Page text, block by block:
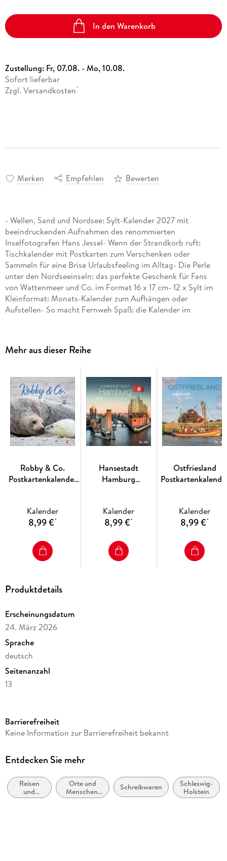
In den Warenkorb
Zustellung: Fr, 07.08. - Mo, 10.08.
Sofort lieferbar
Zzgl. Versandkosten *
Merken Empfehlen Bewerten
- Wellen, Sand und Nordsee: Sylt-Kalender 2027 mit
beeindruckenden Aufnahmen des renommierten
Inselfotografen Hans Jessel- Wenn der Strandkorb ruft:
Tischkalender mit Postkarten zum Verschenken oder
Sammeln für eine Brise Urlaubsfeeling im Alltag- Die Perle
unter den Nordseeinseln: das perfekte Geschenk für Fans
von Wattenmeer und Co. im Format 16 x 17 cm- 12 x Sylt im
Kleinformat: Monats-Kalender zum Aufhängen oder
Aufstellen- So macht Fernweh Spaß: die Kalender im
Mehr aus dieser Reihe
Robby & Co.
Postkartenkalender
Kalender
8,99 €*
Hansestadt
Hamburg
Kalender
8,99 €*
Ostfriesland
Kalender
8,99 €*
Produktdetails
Erscheinungsdatum
24. März 2026
Sprache
deutsch
Seitenanzahl
13
Autor/Autorin
Herausgegeben von
Verlag/Hersteller
Eiland Kalender
Barrierefreiheit
Keine Information zur Barrierefreiheit bekannt
Entdecken Sie mehr
Reisen
und
Urlaub
Orte und
Menschen:
Sachbuch,
Schreibwaren
Schleswig-
Holstein